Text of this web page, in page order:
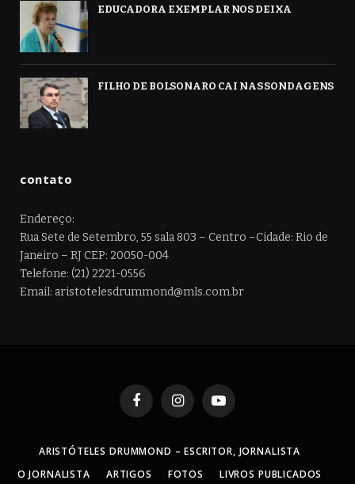
EDUCADORA EXEMPLAR NOS DEIXA
FILHO DE BOLSONARO CAI NAS SONDAGENS
contato
Endereço:
Rua Sete de Setembro, 55 sala 803 – Centro –Cidade: Rio de
Janeiro – RJ CEP: 20050-004
Telefone: (21) 2221-0556
Email: aristotelesdrummond@mls.com.br
FacebookInstagramYouTube
ARISTÓTELES DRUMMOND – ESCRITOR, JORNALISTA
O JORNALISTA
ARTIGOS FOTOS LIVROS PUBLICADOS